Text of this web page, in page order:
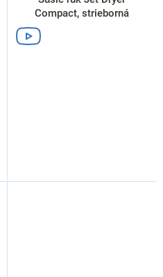
Compact, strieborná